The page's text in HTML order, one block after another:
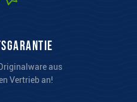
aus
Vertrieb an!